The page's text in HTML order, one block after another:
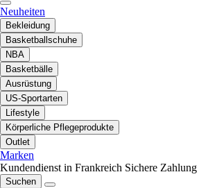
Neuheiten
Bekleidung
Basketballschuhe
NBA
Basketbälle
Ausrüstung
US-Sportarten
Lifestyle
Körperliche Pflegeprodukte
Outlet
Marken
Kundendienst in Frankreich Sichere Zahlung
Suchen